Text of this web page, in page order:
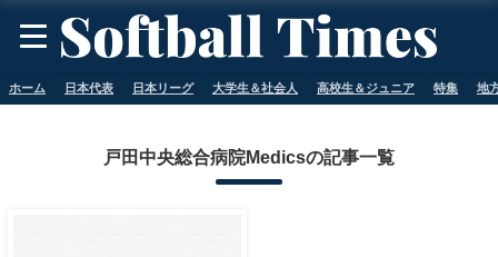
ホーム 日本代表 日本リーグ 大学生＆社会人 高校生＆ジュニア 特集 地
戸田中央総合病院Medicsの記事一覧